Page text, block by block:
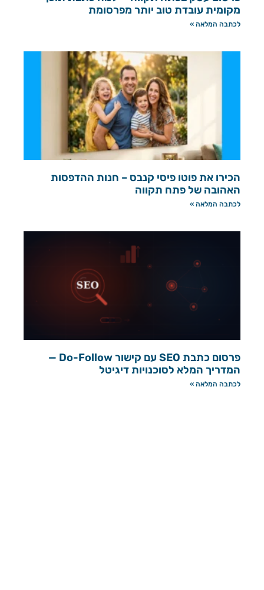
מקומית עובדת טוב יותר מפרסומת
לכתבה המלאה »
הכירו את פוטו פיסי קנבס – חנות ההדפסות
האהובה של פתח תקווה
לכתבה המלאה »
פרסום כתבת SEO עם קישור Do-Follow —
המדריך המלא לסוכנויות דיגיטל
לכתבה המלאה »